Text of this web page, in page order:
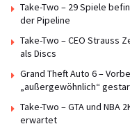
Take-Two – 29 Spiele
der Pipeline
Take-Two – CEO Strauss
als Discs
Grand Theft Auto 6 –
„außergewöhnlich“
Take-Two – GTA und
erwartet